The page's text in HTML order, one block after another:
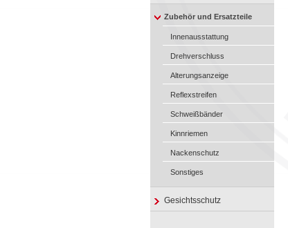
Zubehör und Ersatzteile
Innenausstattung
Drehverschluss
Alterungsanzeige
Reflexstreifen
Schweißbänder
Kinnriemen
Nackenschutz
Sonstiges
Gesichtsschutz